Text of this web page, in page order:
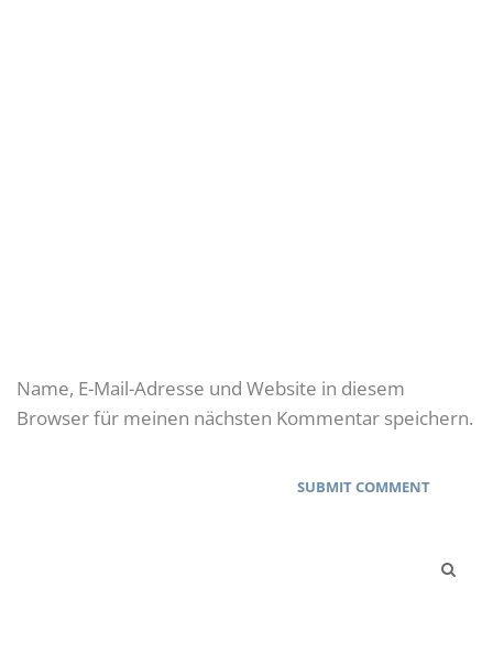
Name, E-Mail-Adresse und Website in diesem
Browser für meinen nächsten Kommentar speichern.